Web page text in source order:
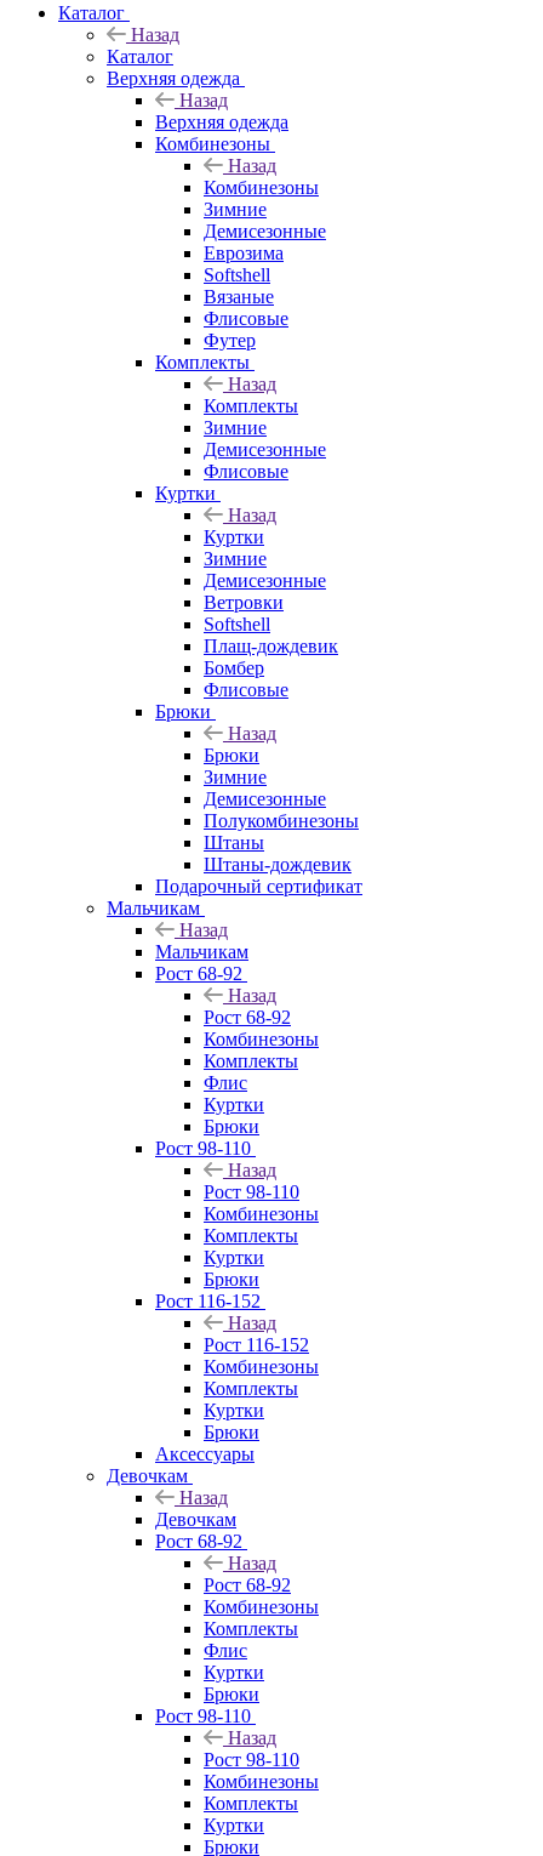
Каталог
Назад
Каталог
Верхняя одежда
Назад
Верхняя одежда
Комбинезоны
Назад
Комбинезоны
Зимние
Демисезонные
Еврозима
Softshell
Вязаные
Флисовые
Футер
Комплекты
Назад
Комплекты
Зимние
Демисезонные
Флисовые
Куртки
Назад
Куртки
Зимние
Демисезонные
Ветровки
Softshell
Плащ-дождевик
Бомбер
Флисовые
Брюки
Назад
Брюки
Зимние
Демисезонные
Полукомбинезоны
Штаны
Штаны-дождевик
Подарочный сертификат
Мальчикам
Назад
Мальчикам
Рост 68-92
Назад
Рост 68-92
Комбинезоны
Комплекты
Флис
Куртки
Брюки
Рост 98-110
Назад
Рост 98-110
Комбинезоны
Комплекты
Куртки
Брюки
Рост 116-152
Назад
Рост 116-152
Комбинезоны
Комплекты
Куртки
Брюки
Аксессуары
Девочкам
Назад
Девочкам
Рост 68-92
Назад
Рост 68-92
Комбинезоны
Комплекты
Флис
Куртки
Брюки
Рост 98-110
Назад
Рост 98-110
Комбинезоны
Комплекты
Куртки
Брюки